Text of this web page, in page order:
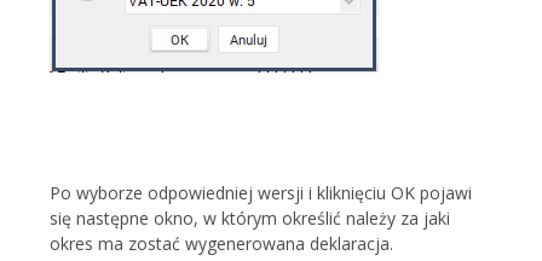
Po wyborze odpowiedniej wersji i kliknięciu OK pojawi
się następne okno, w którym określić należy za jaki
okres ma zostać wygenerowana deklaracja.